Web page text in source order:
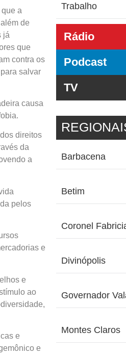
a
de
já
que
contra os
salvar
causa
direitos
da
a
pelos
e
e
ao
e
e
Trabalho
Rádio
Podcast
TV
Barbacena
Betim
Coronel
Divinópolis
Governador
Montes Claros